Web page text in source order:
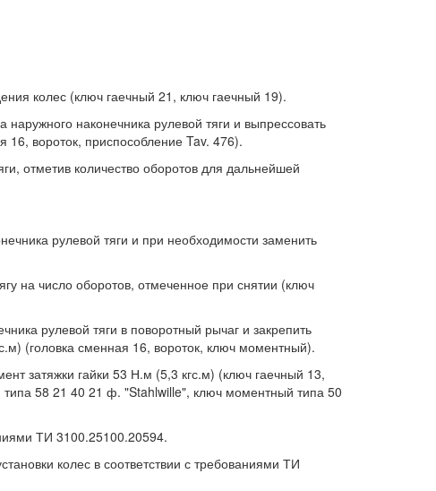
колес (ключ гаечный 21, ключ гаечный 19).
наконечника рулевой тяги и выпрессовать
16, вороток, приспособление Tav. 476).
отметив количество оборотов для дальнейшей
рулевой тяги и при необходимости заменить
на число оборотов, отмеченное при снятии (ключ
рулевой тяги в поворотный рычаг и закрепить
(головка сменная 16, вороток, ключ моментный).
затяжки гайки 53 Н.м (5,3 кгс.м) (ключ гаечный 13,
58 21 40 21 ф. "Stahlwille", ключ моментный типа 50
ТИ 3100.25100.20594.
колес в соответствии с требованиями ТИ